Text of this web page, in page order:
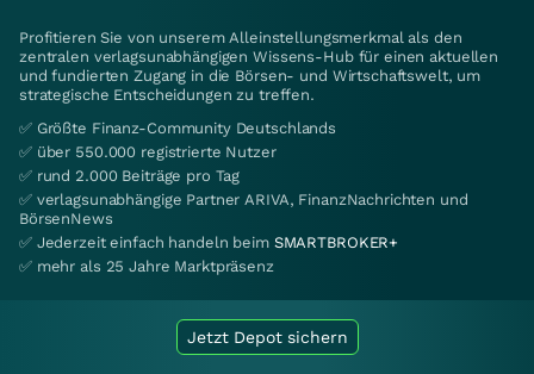
Profitieren Sie von unserem Alleinstellungsmerkmal als den
zentralen verlagsunabhängigen Wissens-Hub für einen aktuellen
und fundierten Zugang in die Börsen- und Wirtschaftswelt, um
strategische Entscheidungen zu treffen.
✅ Größte Finanz-Community Deutschlands
✅ über 550.000 registrierte Nutzer
✅ rund 2.000 Beiträge pro Tag
✅ verlagsunabhängige Partner ARIVA, FinanzNachrichten und
BörsenNews
✅ Jederzeit einfach handeln beim SMARTBROKER+
✅ mehr als 25 Jahre Marktpräsenz
Jetzt Depot sichern